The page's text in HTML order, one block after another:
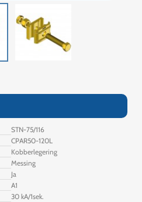
STN-75/116
CPAR50-120L
Kobberlegering
Messing
Ja
A1
30 kA/1sek.